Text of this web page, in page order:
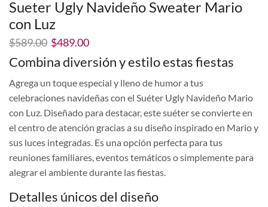
Sueter Ugly Navideño Sweater Mario
con Luz
$589.00 El
precio
original
era:
$589.00.
$489.00El
precio
actual
es:
$489.00.
Combina diversión y estilo estas fiestas
Agrega un toque especial y lleno de humor a tus
celebraciones navideñas con el Suéter Ugly Navideño Mario
con Luz. Diseñado para destacar, este suéter se convierte en
el centro de atención gracias a su diseño inspirado en Mario y
sus luces integradas. Es una opción perfecta para tus
reuniones familiares, eventos temáticos o simplemente para
alegrar el ambiente durante las fiestas.
Detalles únicos del diseño